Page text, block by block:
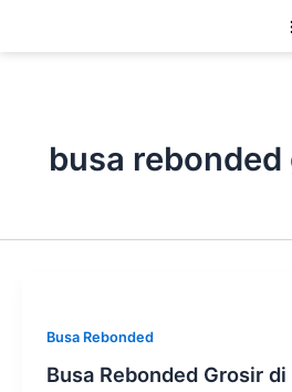
busa
Busa Rebonded
Busa Rebonded Grosir